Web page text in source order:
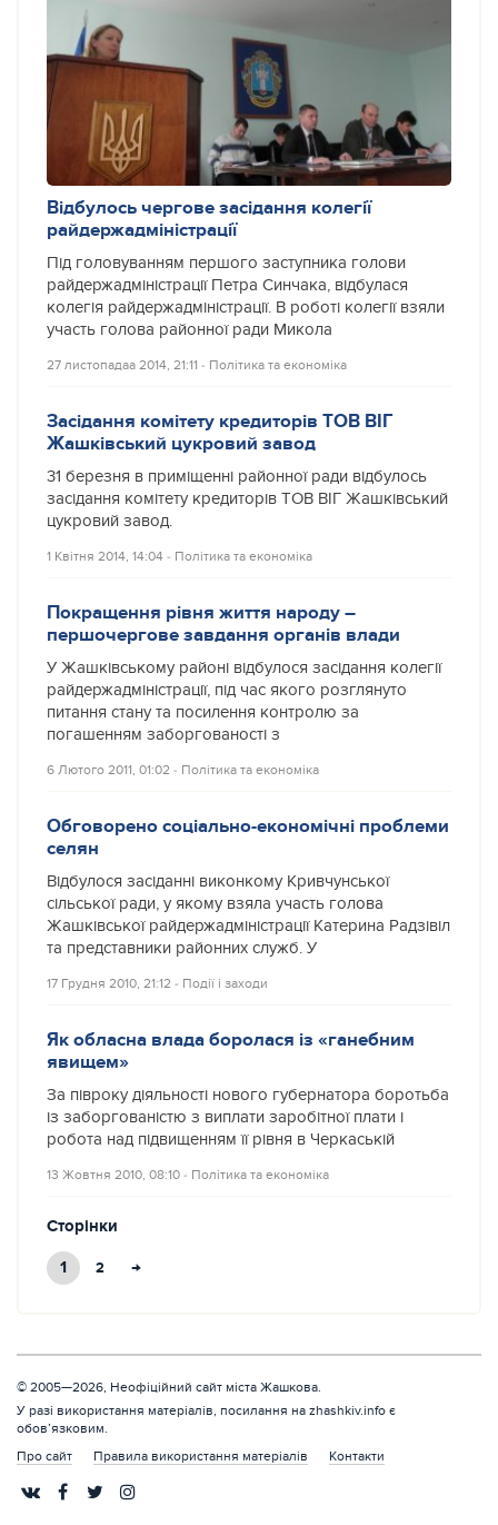
Відбулось чергове засідання колегії
райдержадміністрації
Під головуванням першого заступника голови
райдержадміністрації Петра Синчака, відбулася
колегія райдержадміністрації. В роботі колегії взяли
участь голова районної ради Микола
27 листопадаа 2014, 21:11 ‐ Політика та економіка
Засідання комітету кредиторів ТОВ ВІГ
Жашківський цукровий завод
31 березня в приміщенні районної ради відбулось
засідання комітету кредиторів ТОВ ВІГ Жашківський
цукровий завод.
1 Квітня 2014, 14:04 ‐ Політика та економіка
Покращення рівня життя народу –
першочергове завдання органів влади
У Жашківському районі відбулося засідання колегії
райдержадміністрації, під час якого розглянуто
питання стану та посилення контролю за
погашенням заборгованості з
6 Лютого 2011, 01:02 ‐ Політика та економіка
Обговорено соціально-економічні проблеми
селян
Відбулося засіданні виконкому Кривчунської
сільської ради, у якому взяла участь голова
Жашківської райдержадміністрації Катерина Радзівіл
та представники районних служб. У
17 Грудня 2010, 21:12 ‐ Події і заходи
Як обласна влада боролася із «ганебним
явищем»
За півроку діяльності нового губернатора боротьба
із заборгованістю з виплати заробітної плати і
робота над підвищенням її рівня в Черкаській
13 Жовтня 2010, 08:10 ‐ Політика та економіка
Сторінки
1 2 →
© 2005—2026, Неофіційний сайт міста Жашкова.
У разі використання матеріалів, посилання на zhashkiv.info є
обов’язковим.
Про сайт
Правила використання матеріалів Контакти